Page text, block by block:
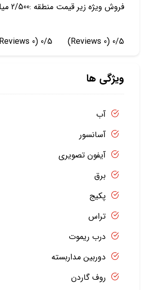
فروش ویژه زیر قیمت منطقه :2/500 میلیارد
0/5
(0 Reviews)
0/5
(0 Reviews)
ویژگی ها
آب
آسانسور
آیفون تصویری
برق
پکیج
تراس
درب ریموت
دوربین مداربسته
روف گاردن